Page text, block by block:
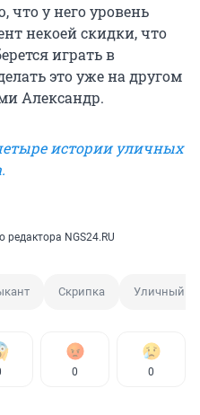
что у него уровень
некоей скидки, что
играть в
это уже на другом
Александр.
истории уличных
редактора NGS24.RU
Скрипка Уличный
0 0